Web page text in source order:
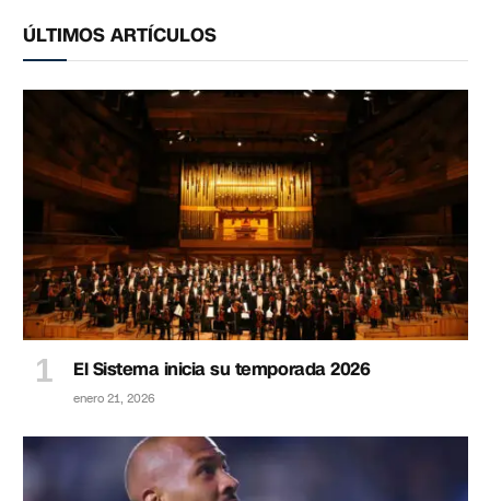
ÚLTIMOS ARTÍCULOS
El Sistema inicia su temporada 2026
enero 21, 2026